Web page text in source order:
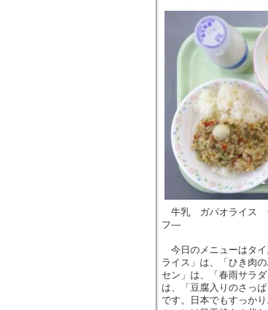
牛乳 ガパオライス
フ―
今日のメニューはタイ
ライス」は、「ひき肉
セン」は、「春雨サラ
は、「豆腐入りのさっ
です。日本でもすっか